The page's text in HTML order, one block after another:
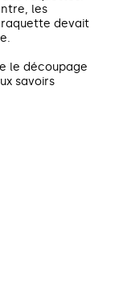
les
devait
le découpage
savoirs